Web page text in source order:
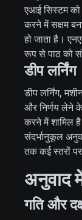
एआई सिस्टम को
करने में सक्षम
हो जाता है।
रूप से पाठ को
डीप लर्निंग
डीप लर्निंग,
और निर्णय लेने
करने में शामिल
संदर्भानुकूल
तक कई स्तरों
अनुवाद
गति और